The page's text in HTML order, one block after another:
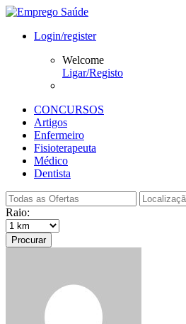
Login/register
Welcome
Ligar/Registo
CONCURSOS
Artigos
Enfermeiro
Fisioterapeuta
Médico
Dentista
Raio:
Procurar